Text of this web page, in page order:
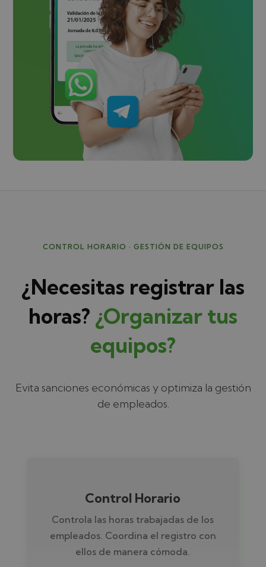
CONTROL HORARIO · GESTIÓN DE EQUIPOS
¿Necesitas registrar las
horas? ¿Organizar tus
equipos?
Evita sanciones económicas y optimiza la gestión
de empleados.
Control Horario
Controla las horas trabajadas de los
empleados. Coordina el registro con
ellos de manera cómoda.